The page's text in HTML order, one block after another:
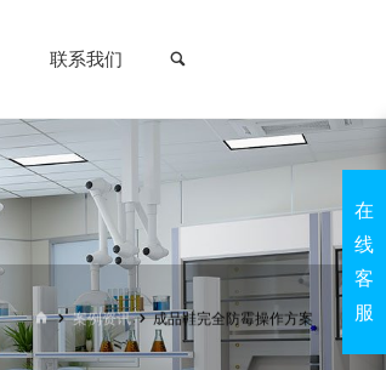
联系我们
首 案例资讯 成品鞋完全防霉操作方案
在
线
客
服